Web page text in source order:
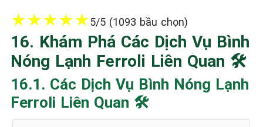
★★★★★5/5 (1093 bầu chọn)
16. Khám Phá Các Dịch Vụ Bình
Nóng Lạnh Ferroli Liên Quan 🛠️
16.1. Các Dịch Vụ Bình Nóng Lạnh
Ferroli Liên Quan 🛠️